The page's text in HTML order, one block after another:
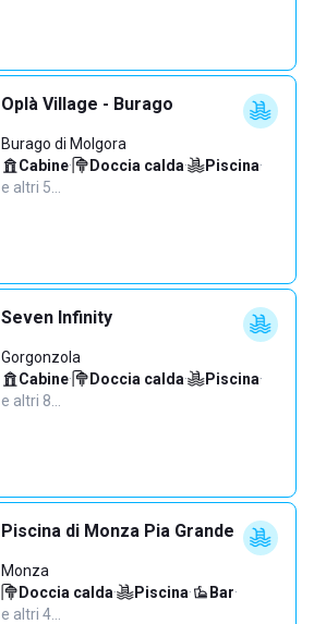
Oplà Village - Burago
Burago di Molgora
Cabine· Doccia calda· Piscina·
e altri 5…
Seven Infinity
Gorgonzola
Cabine· Doccia calda· Piscina·
e altri 8…
Piscina di Monza Pia Grande
Monza
Doccia calda· Piscina· Bar·
e altri 4…